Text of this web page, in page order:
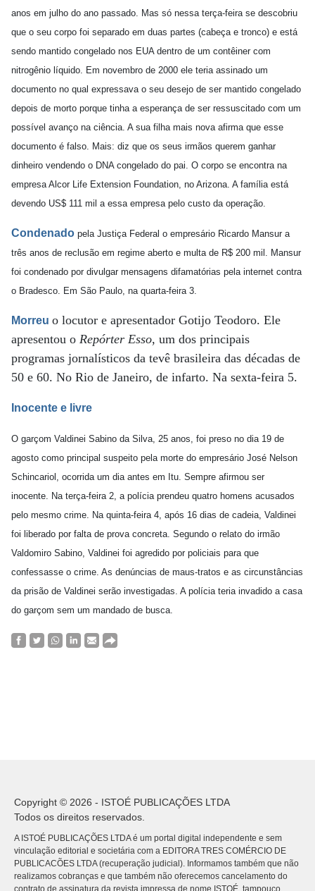
anos em julho do ano passado. Mas só nessa terça-feira se descobriu
que o seu corpo foi separado em duas partes (cabeça e tronco) e está
sendo mantido congelado nos EUA dentro de um contêiner com
nitrogênio líquido. Em novembro de 2000 ele teria assinado um
documento no qual expressava o seu desejo de ser mantido congelado
depois de morto porque tinha a esperança de ser ressuscitado com um
possível avanço na ciência. A sua filha mais nova afirma que esse
documento é falso. Mais: diz que os seus irmãos querem ganhar
dinheiro vendendo o DNA congelado do pai. O corpo se encontra na
empresa Alcor Life Extension Foundation, no Arizona. A família está
devendo US$ 111 mil a essa empresa pelo custo da operação.
Condenado pela Justiça Federal o empresário Ricardo Mansur a
três anos de reclusão em regime aberto e multa de R$ 200 mil. Mansur
foi condenado por divulgar mensagens difamatórias pela internet contra
o Bradesco. Em São Paulo, na quarta-feira 3.
Morreu o locutor e apresentador Gotijo Teodoro. Ele
apresentou o Repórter Esso, um dos principais
programas jornalísticos da tevê brasileira das décadas de
50 e 60. No Rio de Janeiro, de infarto. Na sexta-feira 5.
Inocente e livre
O garçom Valdinei Sabino da Silva, 25 anos, foi preso no dia 19 de
agosto como principal suspeito pela morte do empresário José Nelson
Schincariol, ocorrida um dia antes em Itu. Sempre afirmou ser
inocente. Na terça-feira 2, a polícia prendeu quatro homens acusados
pelo mesmo crime. Na quinta-feira 4, após 16 dias de cadeia, Valdinei
foi liberado por falta de prova concreta. Segundo o relato do irmão
Valdomiro Sabino, Valdinei foi agredido por policiais para que
confessasse o crime. As denúncias de maus-tratos e as circunstâncias
da prisão de Valdinei serão investigadas. A polícia teria invadido a casa
do garçom sem um mandado de busca.
Copyright © 2026 - ISTOÉ PUBLICAÇÕES LTDA
Todos os direitos reservados.
A ISTOÉ PUBLICAÇÕES LTDA é um portal digital independente e sem
vinculação editorial e societária com a EDITORA TRES COMÉRCIO DE
PUBLICACÕES LTDA (recuperação judicial). Informamos também que não
realizamos cobranças e que também não oferecemos cancelamento do
contrato de assinatura da revista impressa de nome ISTOÉ, tampouco